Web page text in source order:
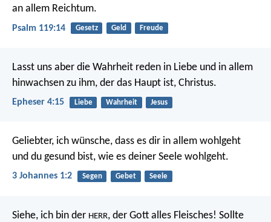
an allem Reichtum.
Psalm 119:14 Gesetz Geld Freude
Lasst uns aber die Wahrheit reden in Liebe und in allem
hinwachsen zu ihm, der das Haupt ist, Christus.
Epheser 4:15 Liebe Wahrheit Jesus
Geliebter, ich wünsche, dass es dir in allem wohlgeht
und du gesund bist, wie es deiner Seele wohlgeht.
3 Johannes 1:2 Segen Gebet Seele
Siehe, ich bin der HERR, der Gott alles Fleisches! Sollte